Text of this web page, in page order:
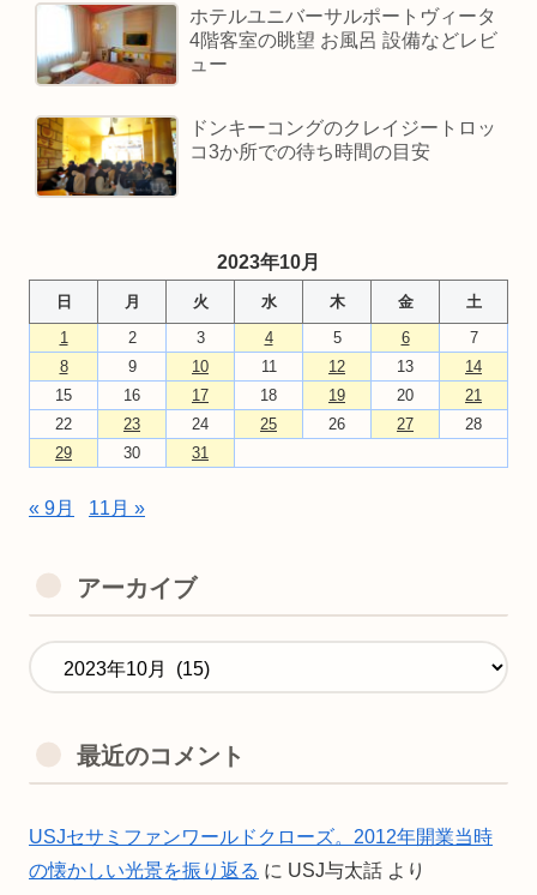
ホテルユニバーサルポートヴィータ
4階客室の眺望 お風呂 設備などレビ
ュー
ドンキーコングのクレイジートロッ
コ3か所での待ち時間の目安
2023年10月
日 月 火 水 木 金
土
1
2 3 4 5 6
7
8
9 10 11 12 13
14
15
16 17 18 19 20
21
22
23 24 25 26 27
28
29
30 31
« 9月 11月 »
アーカイブ
最近のコメント
USJセサミファンワールドクローズ。2012年開業当時
の懐かしい光景を振り返る に USJ与太話 より